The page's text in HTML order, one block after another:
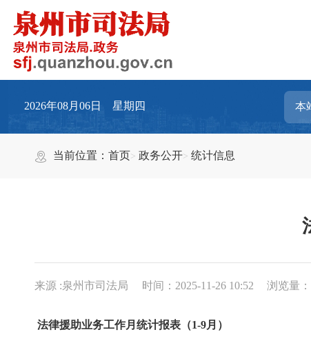
2026年08月06日 星期四
当前位置：首页 政务公开 统计信息
来源 :泉州市司法局 时间：2025-11-26 10:52 浏览量：
法律援助业务工作月统计报表（1-9月）